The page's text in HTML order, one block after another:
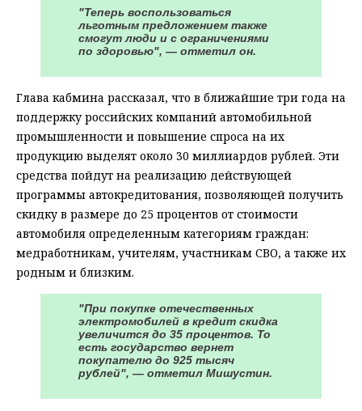
"Теперь воспользоваться
льготным предложением также
смогут люди и с ограничениями
по здоровью", — отметил он.
Глава кабмина рассказал, что в ближайшие три года на
поддержку российских компаний автомобильной
промышленности и повышение спроса на их
продукцию выделят около 30 миллиардов рублей. Эти
средства пойдут на реализацию действующей
программы автокредитования, позволяющей получить
скидку в размере до 25 процентов от стоимости
автомобиля определенным категориям граждан:
медработникам, учителям, участникам СВО, а также их
родным и близким.
"При покупке отечественных
электромобилей в кредит скидка
увеличится до 35 процентов. То
есть государство вернет
покупателю до 925 тысяч
рублей", — отметил Мишустин.